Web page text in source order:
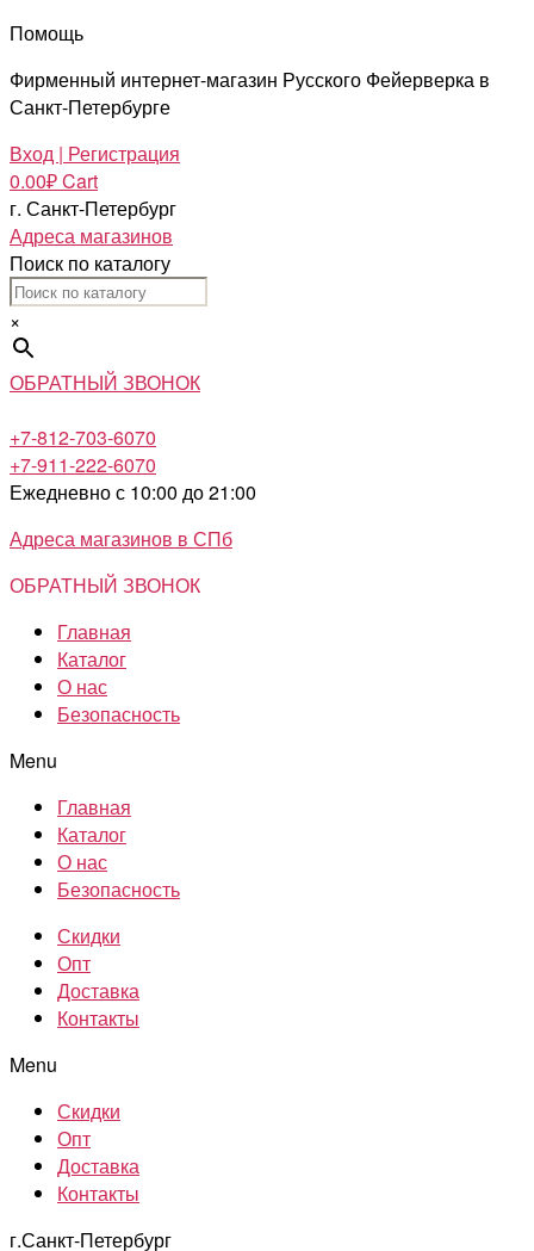
Помощь
Фирменный интернет-магазин Русского Фейерверка в
Санкт-Петербурге
Вход | Регистрация
0.00₽Cart
г. Санкт-Петербург
Адреса магазинов
Поиск по каталогу
×
ОБРАТНЫЙ ЗВОНОК
+7-812-703-6070
+7-911-222-6070
Ежедневно с 10:00 до 21:00
Адреса магазинов в СПб
ОБРАТНЫЙ ЗВОНОК
Главная
Каталог
О нас
Безопасность
Menu
Главная
Каталог
О нас
Безопасность
Скидки
Опт
Доставка
Контакты
Menu
Скидки
Опт
Доставка
Контакты
г.Санкт-Петербург